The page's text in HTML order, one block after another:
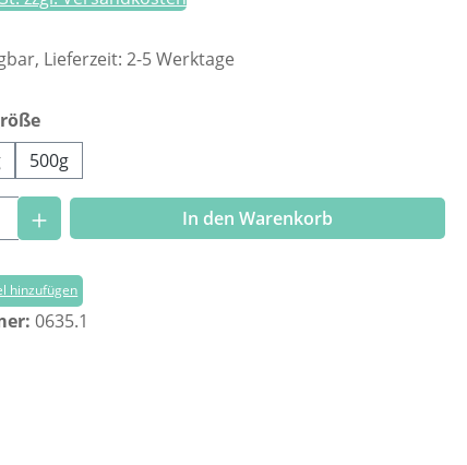
Lieferzeit: 2-5 Werktage
auswählen
500g
Gib den gewünschten Wert
In den Warenkorb
hinzufügen
0635.1